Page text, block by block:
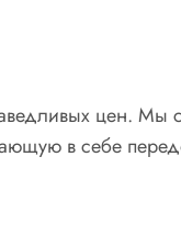
цен.
в себе